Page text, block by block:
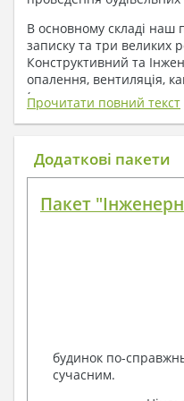
В основному складі наш
записку та три великих
Конструктивний та
опалення, вентиляція,
( купується за додаткову
1. До складу
входять:
План покрівлі
Фасади з
Елементи
Дані перемичок
Обсяги основних
Архітектурні
2. До складу
входять:
Прочитати повний текст
Додаткові пакети
Пакет
будинок по-
сучасним.